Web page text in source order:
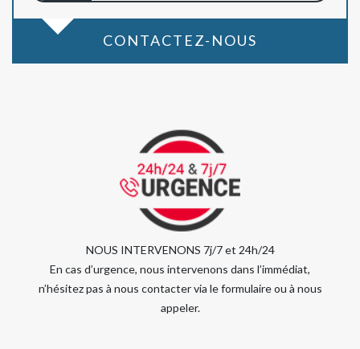
CONTACTEZ-NOUS
NOUS INTERVENONS 7j/7 et 24h/24
En cas d’urgence, nous intervenons dans l’immédiat,
n’hésitez pas à nous contacter via le formulaire ou à nous
appeler.